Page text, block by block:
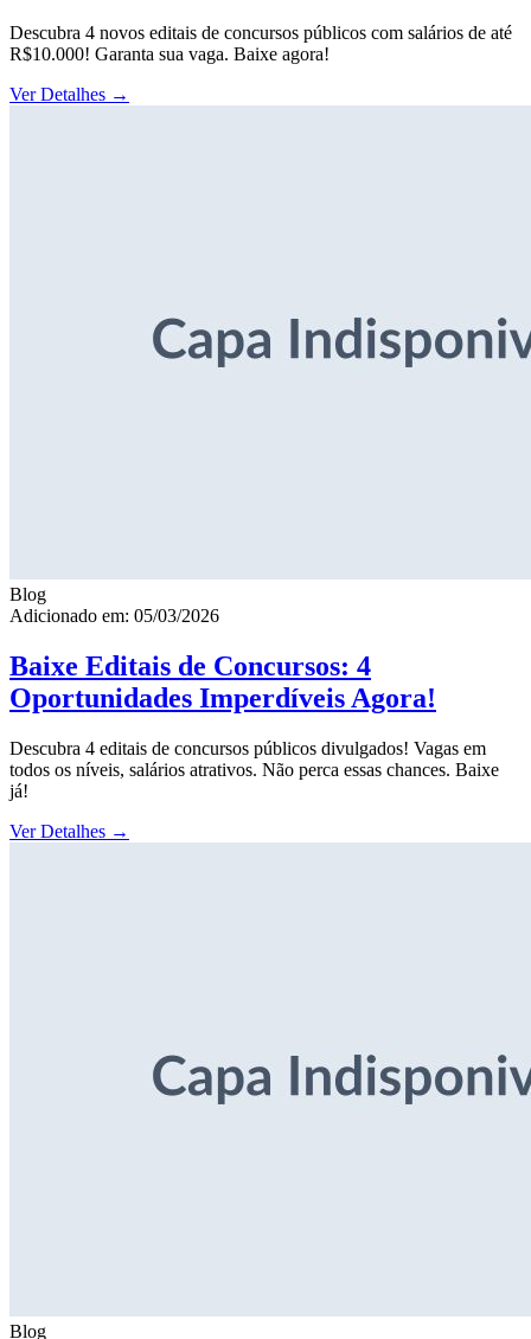
Descubra 4 novos editais de concursos públicos com salários de até
R$10.000! Garanta sua vaga. Baixe agora!
Ver Detalhes →
Blog
Adicionado em: 05/03/2026
Baixe Editais de Concursos: 4
Oportunidades Imperdíveis Agora!
Descubra 4 editais de concursos públicos divulgados! Vagas em
todos os níveis, salários atrativos. Não perca essas chances. Baixe
já!
Ver Detalhes →
Blog